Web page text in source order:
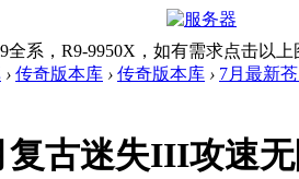
全系，R9-9950X，如有需求点击以
› 传奇版本库 › 传奇版本库 › 7月最新
复古迷失III攻速